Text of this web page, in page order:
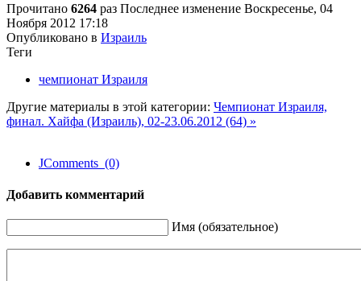
Прочитано 6264 раз Последнее изменение Воскресенье, 04
Ноября 2012 17:18
Опубликовано в Израиль
Теги
чемпионат Израиля
Другие материалы в этой категории: Чемпионат Израиля,
финал. Хайфа (Израиль), 02-23.06.2012 (64) »
JComments (0)
Добавить комментарий
Имя (обязательное)